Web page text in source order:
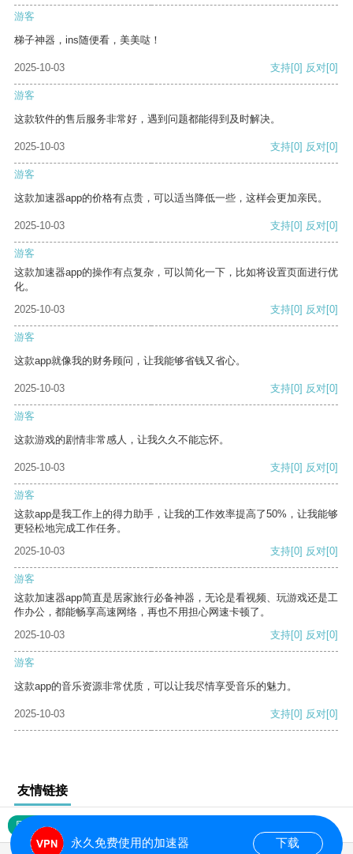
游客
梯子神器，ins随便看，美美哒！
2025-10-03 支持[0] 反对[0]
游客
这款软件的售后服务非常好，遇到问题都能得到及时解决。
2025-10-03 支持[0] 反对[0]
游客
这款加速器app的价格有点贵，可以适当降低一些，这样会更加亲民。
2025-10-03 支持[0] 反对[0]
游客
这款加速器app的操作有点复杂，可以简化一下，比如将设置页面进行优
化。
2025-10-03
支持[0] 反对[0]
游客
这款app就像我的财务顾问，让我能够省钱又省心。
2025-10-03 支持[0] 反对[0]
游客
这款游戏的剧情非常感人，让我久久不能忘怀。
2025-10-03 支持[0] 反对[0]
游客
这款app是我工作上的得力助手，让我的工作效率提高了50%，让我能够
更轻松地完成工作任务。
2025-10-03
支持[0] 反对[0]
游客
这款加速器app简直是居家旅行必备神器，无论是看视频、玩游戏还是工
作办公，都能畅享高速网络，再也不用担心网速卡顿了。
2025-10-03
支持[0] 反对[0]
游客
这款app的音乐资源非常优质，可以让我尽情享受音乐的魅力。
2025-10-03 支持[0] 反对[0]
友情链接
网站地图
永久免费使用的加速器 下载